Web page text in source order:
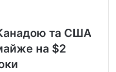
та США
на $2